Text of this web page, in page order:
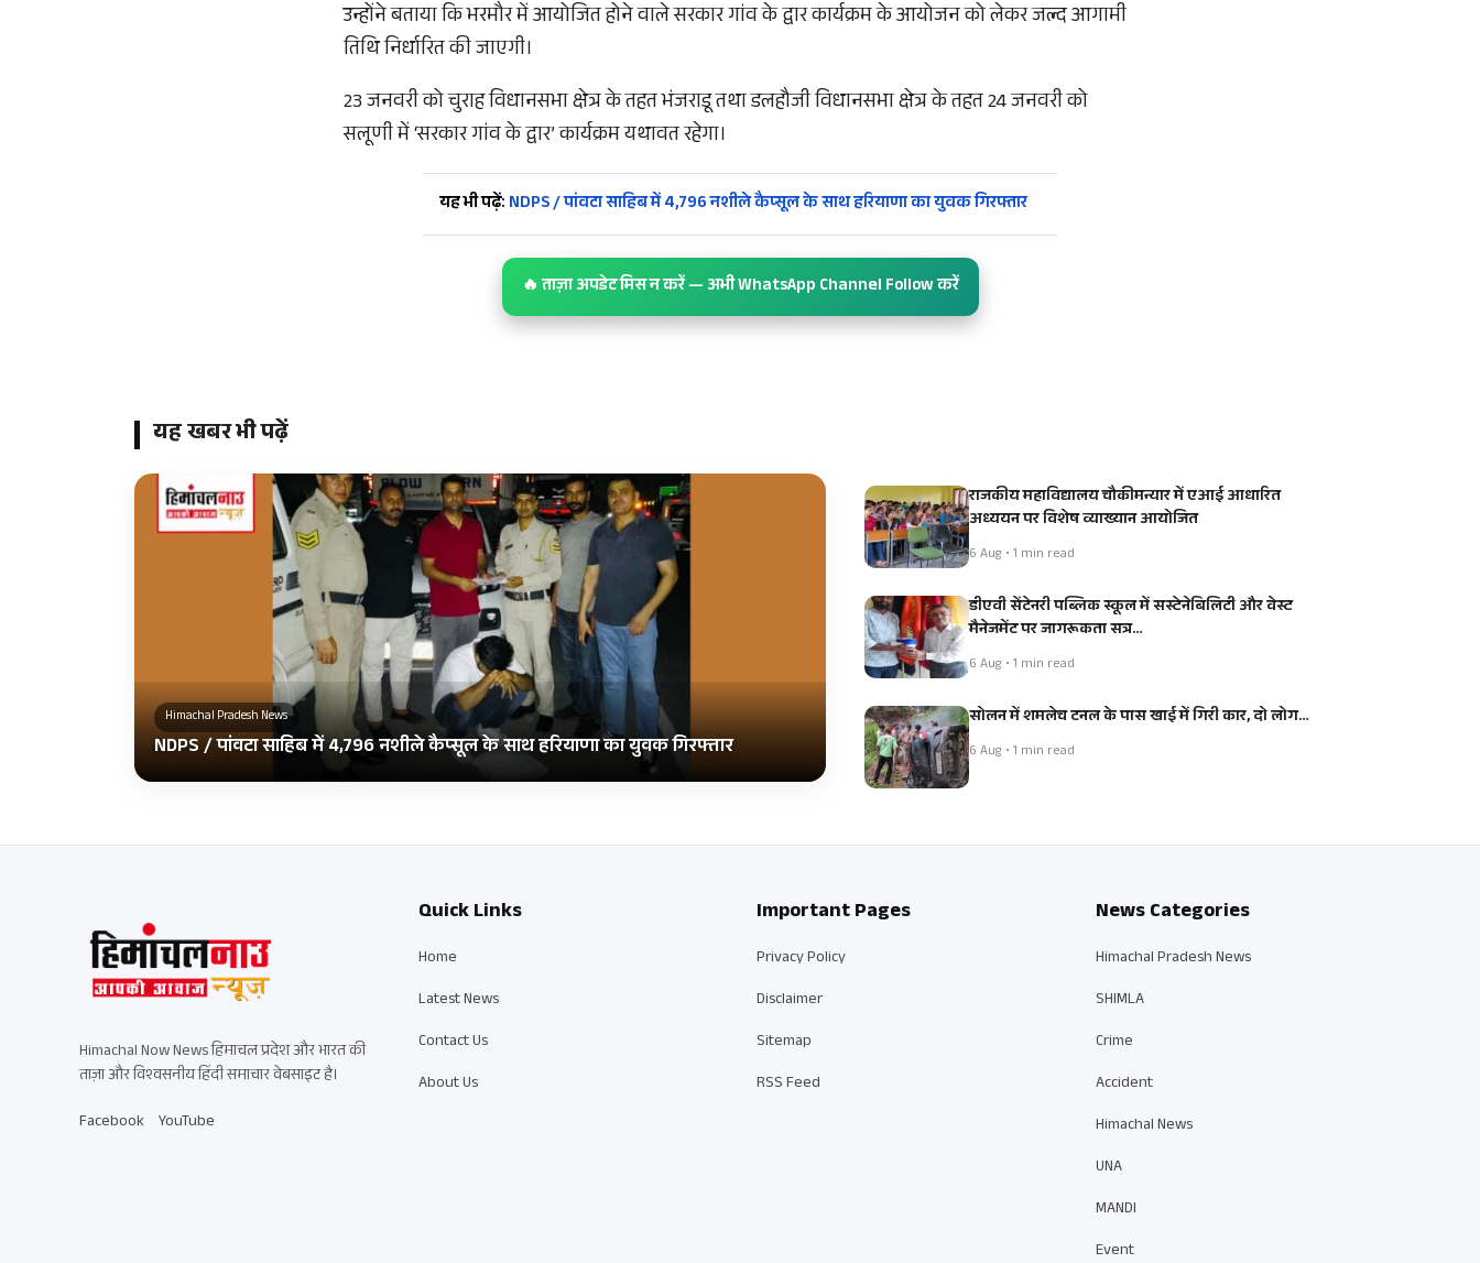
उन्होंने बताया कि भरमौर में आयोजित होने वाले सरकार गांव के द्वार कार्यक्रम के आयोजन को लेकर जल्द आगामी
तिथि निर्धारित की जाएगी।
23 जनवरी को चुराह विधानसभा क्षेत्र के तहत भंजराडू तथा डलहौजी विधानसभा क्षेत्र के तहत 24 जनवरी को
सलूणी में ‘सरकार गांव के द्वार’ कार्यक्रम यथावत रहेगा।
यह भी पढ़ें: NDPS / पांवटा साहिब में 4,796 नशीले कैप्सूल के साथ हरियाणा का युवक गिरफ्तार
🔥 ताज़ा अपडेट मिस न करें — अभी WhatsApp Channel Follow करें
यह खबर भी पढ़ें
Himachal Pradesh News
NDPS / पांवटा साहिब में 4,796 नशीले कैप्सूल के साथ हरियाणा का युवक गिरफ्तार
राजकीय महाविद्यालय चौकीमन्यार में एआई आधारित
अध्ययन पर विशेष व्याख्यान आयोजित
6 Aug • 1 min read
डीएवी सेंटेनरी पब्लिक स्कूल में सस्टेनेबिलिटी और वेस्ट
मैनेजमेंट पर जागरूकता सत्र…
6 Aug • 1 min read
सोलन में शमलेच टनल के पास खाई में गिरी कार, दो लोग…
6 Aug • 1 min read
Himachal Now News हिमाचल प्रदेश और भारत की
ताज़ा और विश्वसनीय हिंदी समाचार वेबसाइट है।
Facebook YouTube
Quick Links
Home
Latest News
Contact Us
About Us
Important Pages
Privacy Policy
Disclaimer
Sitemap
RSS Feed
News Categories
Himachal Pradesh News
SHIMLA
Crime
Accident
Himachal News
UNA
MANDI
Event